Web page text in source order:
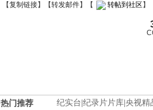
【复制链接】【转发邮件】 【 转帖到社区 】
纪实台 纪录片片库 央视精
热门推荐